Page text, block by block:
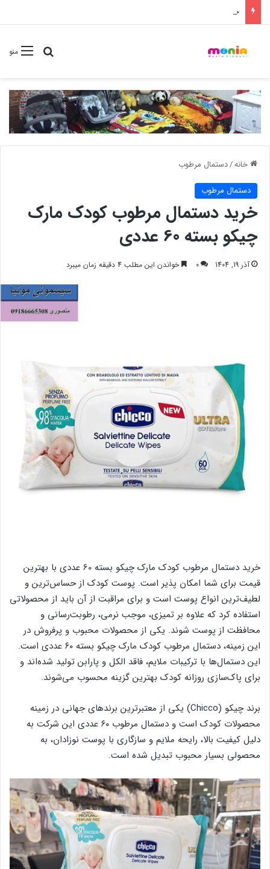
خرید شامپو سر و بدن 500 میل کودک موستلا
منوجستجو
خانه/دستمال مرطوب
دستمال مرطوب
خرید دستمال مرطوب کودک مارک
چیکو بسته 60 عددی
آذر 19, 1404 0 خواندن این مطلب 4 دقیقه زمان میبرد
خرید دستمال مرطوب کودک مارک چیکو بسته 60 عددی با بهترین
قیمت برای شما امکان پذیر است. پوست کودک از حساس‌ترین و
لطیف‌ترین انواع پوست است و برای مراقبت از آن باید از محصولاتی
استفاده کرد که علاوه بر تمیزی، موجب نرمی، رطوبت‌رسانی و
محافظت از پوست شوند. یکی از محصولات محبوب و پرفروش در
این زمینه، دستمال مرطوب کودک مارک چیکو بسته ۶۰ عددی است.
این دستمال‌ها با ترکیبات ملایم، فاقد الکل و پارابن تولید شده‌اند و
برای پاک‌سازی روزانه کودک بهترین گزینه محسوب می‌شوند.
برند چیکو (Chicco) یکی از معتبرترین برندهای جهانی در زمینه
محصولات کودک است و دستمال مرطوب ۶۰ عددی این شرکت به
دلیل کیفیت بالا، رایحه ملایم و سازگاری با پوست نوزادان، به
محصولی بسیار محبوب تبدیل شده است.